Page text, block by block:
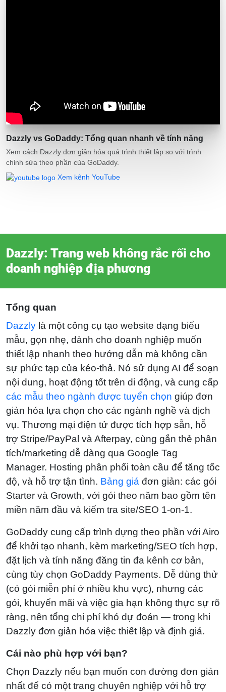
Dazzly vs GoDaddy: Tổng quan nhanh về tính năng
Xem cách Dazzly đơn giản hóa quá trình thiết lập so với trình
chỉnh sửa theo phần của GoDaddy.
Xem kênh YouTube
Dazzly: Trang web không rắc rối cho
doanh nghiệp địa phương
Tổng quan
Dazzly là một công cụ tạo website dạng biểu
mẫu, gọn nhẹ, dành cho doanh nghiệp muốn
thiết lập nhanh theo hướng dẫn mà không cần
sự phức tạp của kéo-thả. Nó sử dụng AI để soạn
nội dung, hoạt động tốt trên di động, và cung cấp
các mẫu theo ngành được tuyển chọn giúp đơn
giản hóa lựa chọn cho các ngành nghề và dịch
vụ. Thương mại điện tử được tích hợp sẵn, hỗ
trợ Stripe/PayPal và Afterpay, cùng gắn thẻ phân
tích/marketing dễ dàng qua Google Tag
Manager. Hosting phân phối toàn cầu để tăng tốc
độ, và hỗ trợ tận tình. Bảng giá đơn giản: các gói
Starter và Growth, với gói theo năm bao gồm tên
miền năm đầu và kiểm tra site/SEO 1-on-1.
GoDaddy cung cấp trình dựng theo phần với Airo
để khởi tạo nhanh, kèm marketing/SEO tích hợp,
đặt lịch và tính năng đăng tin đa kênh cơ bản,
cùng tùy chọn GoDaddy Payments. Dễ dùng thử
(có gói miễn phí ở nhiều khu vực), nhưng các
gói, khuyến mãi và việc gia hạn không thực sự rõ
ràng, nên tổng chi phí khó dự đoán — trong khi
Dazzly đơn giản hóa việc thiết lập và định giá.
Cái nào phù hợp với bạn?
Chọn Dazzly nếu bạn muốn con đường đơn giản
nhất để có một trang chuyên nghiệp với hỗ trợ